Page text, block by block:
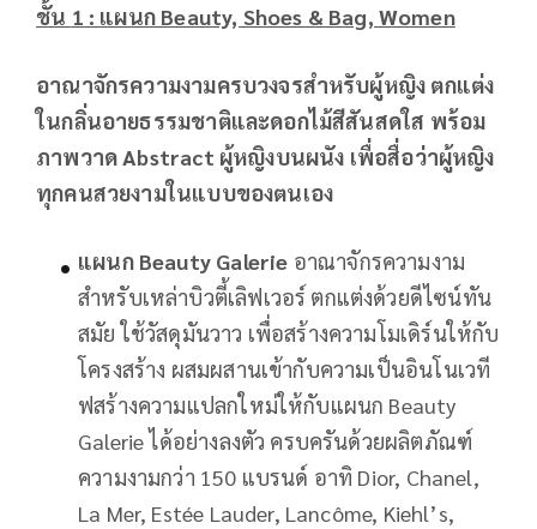
ชั้น 1 : แผนก Beauty, Shoes & Bag, Women
อาณาจักรความงามครบวงจรสำหรับผู้หญิง ตกแต่ง
ในกลิ่นอายธรรมชาติและดอกไม้สีสันสดใส พร้อม
ภาพวาด Abstract ผู้หญิงบนผนัง เพื่อสื่อว่าผู้หญิง
ทุกคนสวยงามในแบบของตนเอง
แผนก Beauty Galerie อาณาจักรความงาม
สำหรับเหล่าบิวตี้เลิฟเวอร์ ตกแต่งด้วยดีไซน์ทัน
สมัย ใช้วัสดุมันวาว เพื่อสร้างความโมเดิร์นให้กับ
โครงสร้าง ผสมผสานเข้ากับความเป็นอินโนเวที
ฟสร้างความแปลกใหม่ให้กับแผนก Beauty
Galerie ได้อย่างลงตัว ครบครันด้วยผลิตภัณฑ์
ความงามกว่า 150 แบรนด์ อาทิ Dior, Chanel,
La Mer, Estée Lauder, Lancôme, Kiehl’s,